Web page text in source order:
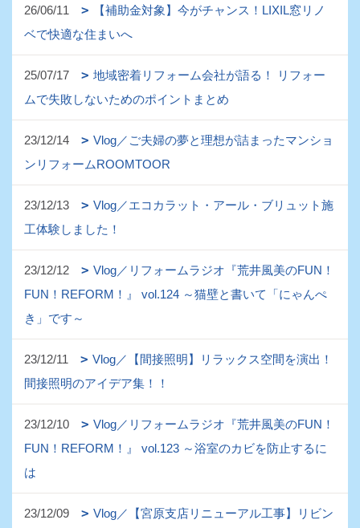
26/06/11
【補助金対象】今がチャンス！LIXIL窓リノ
ベで快適な住まいへ
25/07/17
地域密着リフォーム会社が語る！ リフォー
ムで失敗しないためのポイントまとめ
23/12/14
Vlog／ご夫婦の夢と理想が詰まったマンショ
ンリフォームROOMTOOR
23/12/13
Vlog／エコカラット・アール・ブリュット施
工体験しました！
23/12/12
Vlog／リフォームラジオ『荒井風美のFUN！
FUN！REFORM！』 vol.124 ～猫壁と書いて「にゃんぺ
き」です～
23/12/11
Vlog／【間接照明】リラックス空間を演出！
間接照明のアイデア集！！
23/12/10
Vlog／リフォームラジオ『荒井風美のFUN！
FUN！REFORM！』 vol.123 ～浴室のカビを防止するに
は
23/12/09
Vlog／【宮原支店リニューアル工事】リビン